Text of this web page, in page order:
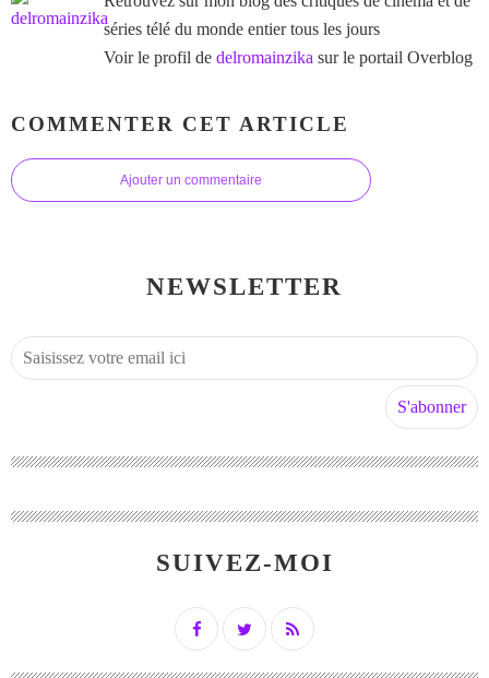
séries télé du monde entier tous les jours
Voir le profil de delromainzika sur le portail Overblog
COMMENTER CET ARTICLE
Ajouter un commentaire
NEWSLETTER
SUIVEZ-MOI